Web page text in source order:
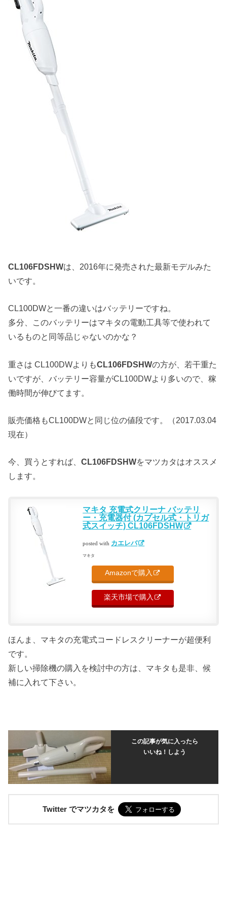
CL106FDSHWは、2016年に発売された最新モデルみた
いです。
CL100DWと一番の違いはバッテリーですね。
多分、このバッテリーはマキタの電動工具等で使われて
いるものと同等品じゃないのかな？
重さは CL100DWよりもCL106FDSHWの方が、若干重た
いですが、バッテリー容量がCL100DWより多いので、稼
働時間が伸びてます。
販売価格もCL100DWと同じ位の値段です。（2017.03.04
現在）
今、買うとすれば、CL106FDSHWをマツカタはオススメ
します。
マキタ 充電式クリーナ バッテリ
ー・充電器付 (カプセル式・トリガ
式スイッチ) CL106FDSHW
posted with カエレバ
マキタ
Amazonで購入
楽天市場で購入
ほんま、マキタの充電式コードレスクリーナーが超便利
です。
新しい掃除機の購入を検討中の方は、マキタも是非、候
補に入れて下さい。
この記事が気に入ったら
いいね！しよう
Twitter でマツカタを